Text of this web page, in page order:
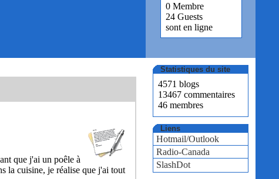
0 Membre
24 Guests
sont en ligne
Statistiques du site
4571 blogs
13467 commentaires
46 membres
Liens
Hotmail/Outlook
Radio-Canada
SlashDot
que j'ai un poêle à
la cuisine, je réalise que j'ai tout